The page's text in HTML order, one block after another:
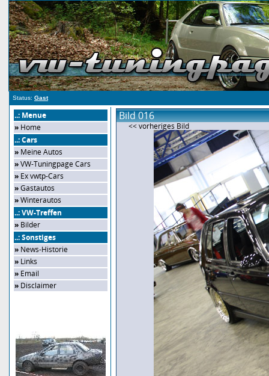
Status: Gast
..: Menue
» Home
..: Cars
» Meine Autos
»VW-Tuningpage Cars
» Ex vwtp-Cars
»Gastautos
»Winterautos
..: VW-Treffen
» Bilder
..: Sonstiges
» News-Historie
» Links
» Email
» Disclaimer
Bild 016
<< vorheriges Bild